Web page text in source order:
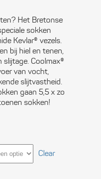
Het Bretonse
sokken
Kevlar® vezels.
bij hiel en tenen,
Coolmax®
van vocht,
slijtvastheid.
gaan 5,5 x zo
sokken!
Clear